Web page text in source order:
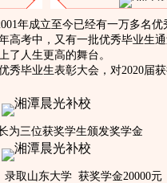
年成立至今已经有一万多名
高考中，又有一批优秀毕业生
了人生更高的舞台。
毕业生表彰大会，对2020届
为三位获奖学生颁发奖学金
取山东大学 获奖学金20000元